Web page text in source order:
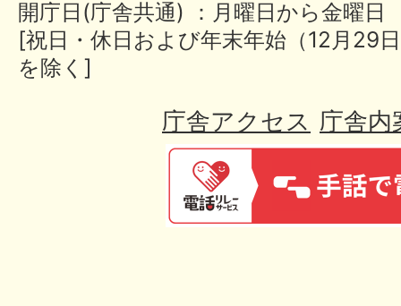
開庁日(庁舎共通) ：月曜日から金曜日
[祝日・休日および年末年始（12月29
を除く]
庁舎アクセス 庁舎内